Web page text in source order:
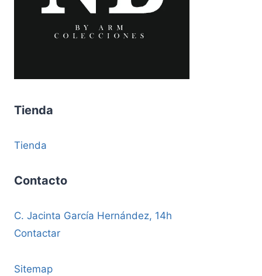
Tienda
Tienda
Contacto
C. Jacinta García Hernández, 14h
Contactar
Sitemap